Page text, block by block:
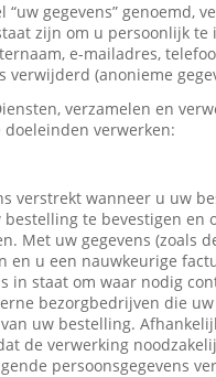
“uw gegevens”
zijn om u persoonlijk
e-mailadres,
(anonieme
verzamelen en
doeleinden verwerken:
verstrekt wanneer u uw
te bevestigen en
Met uw gegevens (zoals
en u een nauwkeurige
in staat om waar nodig
bezorgbedrijven die
uw bestelling.
de verwerking
persoonsgegevens